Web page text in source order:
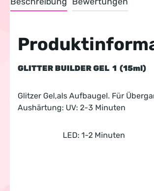
GLITTER BUILDER GEL 1 (15ml)
Glitzer Gel,als Aufbaugel. Für
Aushärtung: UV: 2-3 Minuten
LED: 1-2 Minuten